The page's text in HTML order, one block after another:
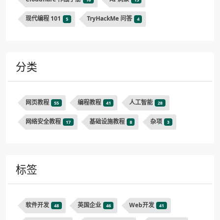
现代编程 101 5 TryHackMe 问答 4
分类
网页教程 55 编程教程 41 人工智能 28
网络安全教程 17 基础设施教程 8 杂项 3
标签
软件开发 48 英国企业 46 Web开发 41